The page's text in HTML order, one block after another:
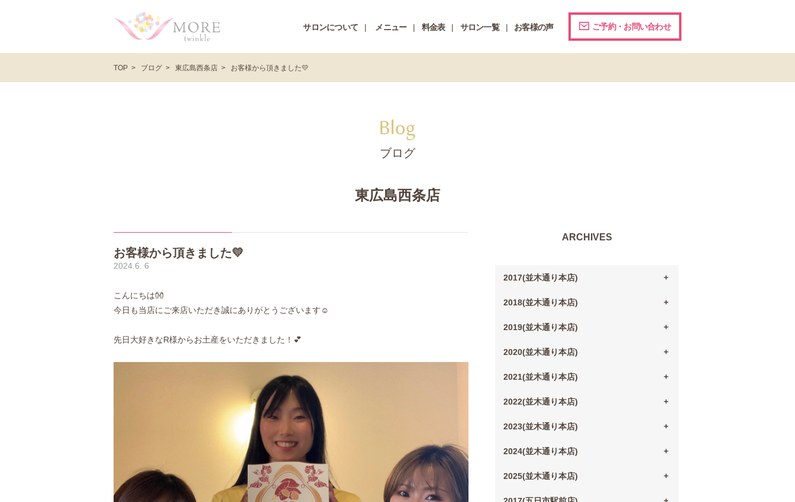
サロンについて メニュー 料金表 サロン一覧 お客様の声 ご予約・お問い合わせ
TOP ブログ 東広島西条店 お客様から頂きました💛
ブログ
東広島西条店
お客様から頂きました💛
2024.6. 6
こんにちは👐
今日も当店にご来店いただき誠にありがとうございます☺️
先日大好きなR様からお土産をいただきました！💕
ARCHIVES
2017(並木通り本店)
2018(並木通り本店)
2019(並木通り本店)
2020(並木通り本店)
2021(並木通り本店)
2022(並木通り本店)
2023(並木通り本店)
2024(並木通り本店)
2025(並木通り本店)